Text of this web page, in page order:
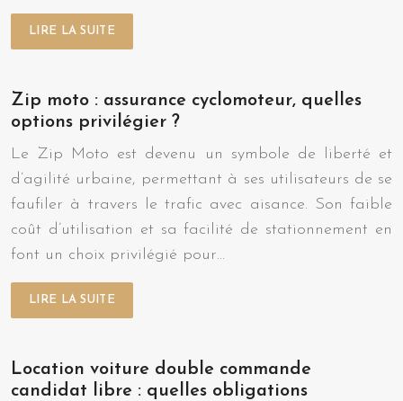
LIRE LA SUITE
Zip moto : assurance cyclomoteur, quelles
options privilégier ?
Le Zip Moto est devenu un symbole de liberté et
d’agilité urbaine, permettant à ses utilisateurs de se
faufiler à travers le trafic avec aisance. Son faible
coût d’utilisation et sa facilité de stationnement en
font un choix privilégié pour…
LIRE LA SUITE
Location voiture double commande
candidat libre : quelles obligations